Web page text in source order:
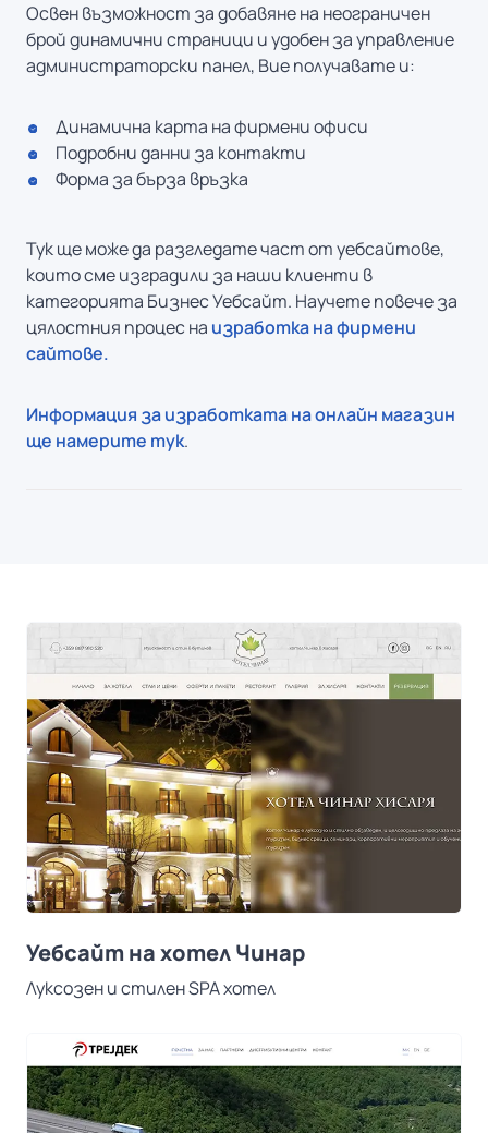
Освен възможност за добавяне на неограничен
брой динамични страници и удобен за управление
администраторски панел, Вие получавате и:
Динамична карта на фирмени офиси
Подробни данни за контакти
Форма за бърза връзка
Тук ще може да разгледате част от уебсайтове,
които сме изградили за наши клиенти в
категорията Бизнес Уебсайт. Научете повече за
цялостния процес на изработка на фирмени
сайтове.
Информация за изработката на онлайн магазин
ще намерите тук.
Уебсайт на хотел Чинар
Луксозен и стилен SPA хотел